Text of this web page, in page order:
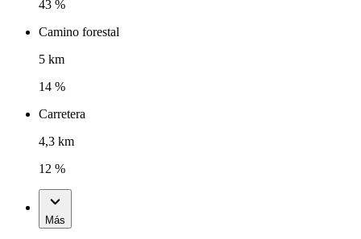
43 %
Camino forestal
5 km
14 %
Carretera
4,3 km
12 %
Más